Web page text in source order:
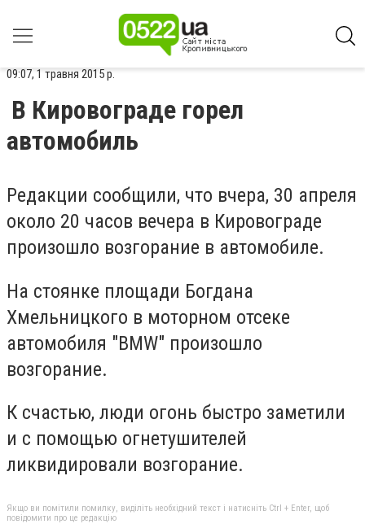
09:07, 1 травня 2015 р.
В Кировограде горел
автомобиль
Редакции сообщили, что вчера, 30 апреля
около 20 часов вечера в Кировограде
произошло возгорание в автомобиле.
На стоянке площади Богдана
Хмельницкого в моторном отсеке
автомобиля "BMW" произошло
возгорание.
К счастью, люди огонь быстро заметили
и с помощью огнетушителей
ликвидировали возгорание.
Якщо ви помітили помилку, виділіть необхідний текст і натисніть Ctrl + Enter, щоб
повідомити про це редакцію